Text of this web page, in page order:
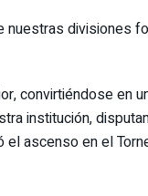
nuestras divisiones
convirtiéndose en
institución,
el ascenso en el